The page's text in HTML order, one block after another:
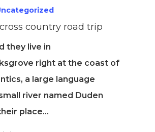
country road trip
they live in
right at the coast of
a large language
river named Duden
place…